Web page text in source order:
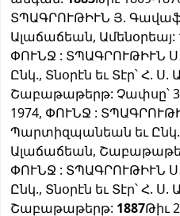
ՏՊԱԳՐՈՒԹԻՒՆ Յ.
Ալաճաճեան, Ամենօրեայ:
ՓՈՒՆՋ : ՏՊԱԳՐՈՒԹԻՒՆ
Ընկ., Տնօրէն եւ Տէր՝ Հ.
Շաբաթաթերթ: Չափսը՝
1974, ՓՈՒՆՋ :
Պարտիզպանեան եւ Ընկ.,
Ալաճաճեան,
ՓՈՒՆՋ : ՏՊԱԳՐՈՒԹԻՒՆ
Ընկ., Տնօրէն եւ Տէր՝ Հ.
Շաբաթաթերթ: 1887Թիւ